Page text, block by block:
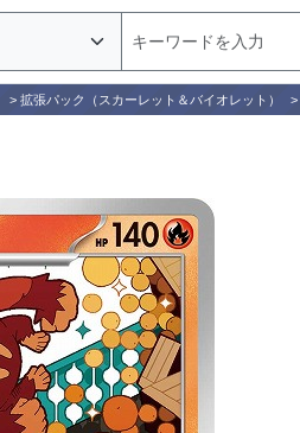
> 拡張パック（スカーレット＆バイオレット） >